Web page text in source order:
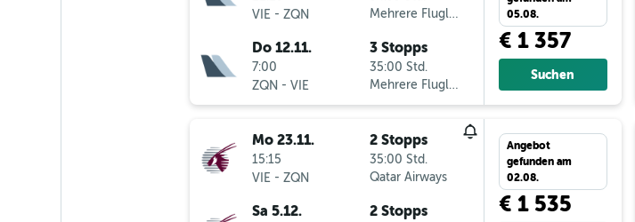
VIE - ZQN
Mehrere Fluglinien
Do 12.11.
7:00
ZQN - VIE
3 Stopps
35:00 Std.
Mehrere Fluglinien
05.08.
€ 1 357
Suchen
Mo 23.11.
15:15
VIE - ZQN
2 Stopps
35:00 Std.
Qatar Airways
Sa 5.12. 2 Stopps
Angebot
gefunden am
02.08.
€ 1 535